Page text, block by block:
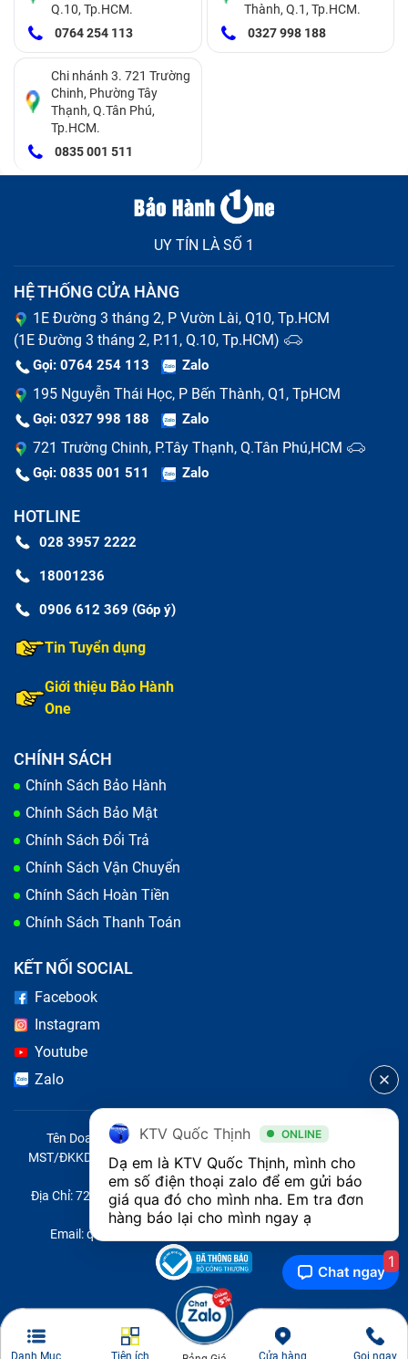
Q.10, Tp.HCM.
0764 254 113
Thành, Q.1, Tp.HCM.
0327 998 188
Chi nhánh 3. 721 Trường
Chinh, Phường Tây
Thạnh, Q.Tân Phú,
Tp.HCM.
0835 001 511
UY TÍN LÀ SỐ 1
HỆ THỐNG CỬA HÀNG
1E Đường 3 tháng 2, P Vườn Lài, Q10, Tp.HCM
(1E Đường 3 tháng 2, P.11, Q.10, Tp.HCM)
Gọi: 0764 254 113 Zalo
195 Nguyễn Thái Học, P Bến Thành, Q1, TpHCM
Gọi: 0327 998 188 Zalo
721 Trường Chinh, P.Tây Thạnh, Q.Tân Phú,HCM
Gọi: 0835 001 511 Zalo
HOTLINE
028 3957 2222
18001236
0906 612 369 (Góp ý)
Tin Tuyển dụng
Giới thiệu Bảo Hành
One
CHÍNH SÁCH
Chính Sách Bảo Hành
Chính Sách Bảo Mật
Chính Sách Đổi Trả
Chính Sách Vận Chuyển
Chính Sách Hoàn Tiền
Chính Sách Thanh Toán
KẾT NỐI SOCIAL
Facebook
Instagram
Youtube
Zalo
Tên Doanh Nghiệp: CÔNG TY TNHH CITY ONE VIỆT NAM
MST/ĐKKD/QĐTL: 0316569346 do sở KHĐT TP.HCM cấp ngày
14/04/2023
Địa Chỉ: 721 Trường Chinh, Phường Tây Thạnh, Quận Tân Phú,
Thành phố Hồ Chí Minh, Việt Nam
Email: quoc@baohanhone.com | Điện Thoại: 18001236
Danh Mục Tiện ích Cửa hàng Gọi ngay
KTV Quốc Thịnh ONLINE
Dạ em là KTV Quốc Thịnh, mình cho
em số điện thoại zalo để em gửi báo
giá qua đó cho mình nha. Em tra đơn
hàng báo lại cho mình ngay ạ
1